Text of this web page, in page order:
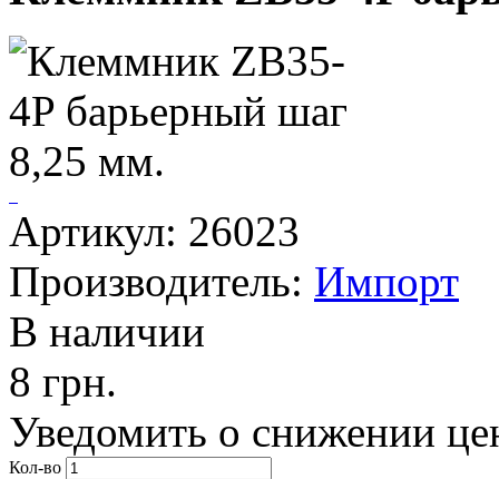
Артикул: 26023
Производитель: Импорт
В наличии
8 грн.
Уведомить о снижении
Кол-во